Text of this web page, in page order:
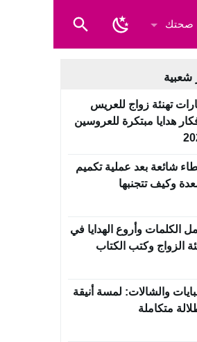
صحتك
شعبية
تهنئة زواج للعريس
هدايا مبتكرة للعروسين
شائعة بعد عملية تكميم
وكيف تتجنبها
الكلمات وأروع الهدايا في
الزواج وكتب الكتاب
والشالات: لمسة أنيقة
متكاملة